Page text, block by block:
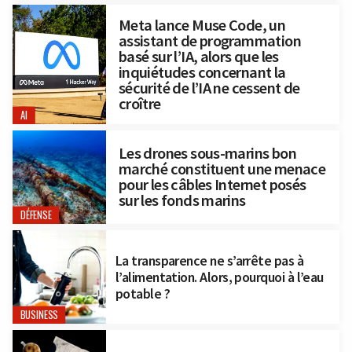
AI
Meta lance Muse Code, un
assistant de programmation
basé sur l’IA, alors que les
inquiétudes concernant la
sécurité de l’IA ne cessent de
croître
DÉFENSE
Les drones sous-marins bon
marché constituent une menace
pour les câbles Internet posés
sur les fonds marins
BUSINESS
La transparence ne s’arrête pas à
l’alimentation. Alors, pourquoi à l’eau
potable ?